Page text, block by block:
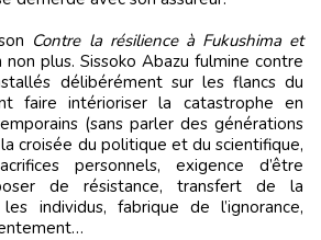
Contre la résilience à Fukushima et
non plus. Sissoko Abazu fulmine contre
délibérément sur les flancs du
faire intérioriser la catastrophe en
(sans parler des générations
croisée du politique et du scientifique,
personnels, exigence d’être
de résistance, transfert de la
individus, fabrique de l’ignorance,